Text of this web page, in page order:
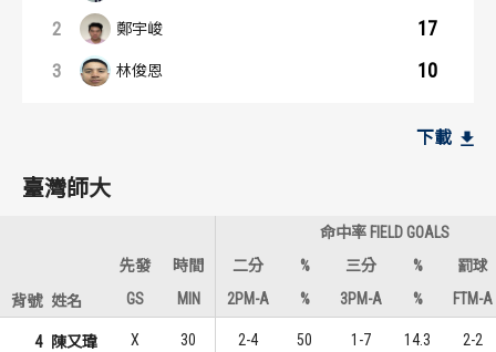
2 鄭宇峻 17
3 林俊恩 10
1
7
張兆辰 7
北市大學
1
2
林仕軒 1
北市大學
下載
臺灣師大
命中率 FIELD GOALS
先發
時間 二分 % 三分 %
罰球
背號 姓名 GS MIN 2PM-A % 3PM-A % FTM-A
4 陳又瑋 X 30 2-4 50 1-7 14.3 2-2